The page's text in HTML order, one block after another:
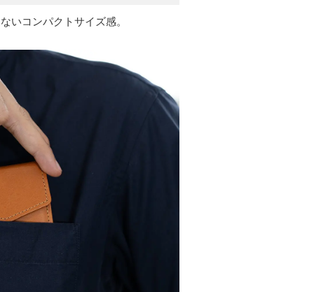
いコンパクトサイズ感。